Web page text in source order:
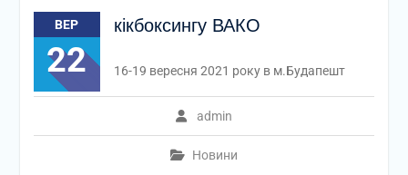
ВЕР
22
кікбоксингу ВАКО
admin
Новини
16-19 вересня 2021 року в м.Будапешт